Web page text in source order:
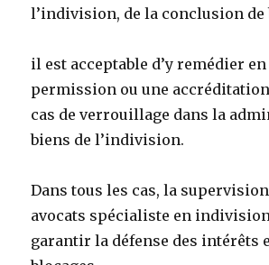
l’indivision, de la conclusion de
il est acceptable d’y remédier
permission ou une
cas de verrouillage dans la
biens de l’indivision.
Dans tous les cas, la
avocats spécialiste en
garantir la défense des intérêts